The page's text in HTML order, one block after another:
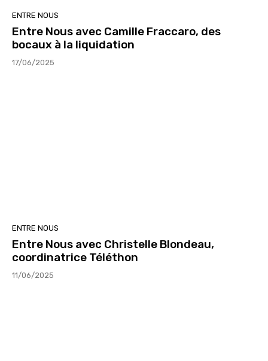
ENTRE NOUS
Entre Nous avec Camille Fraccaro, des
bocaux à la liquidation
17/06/2025
ENTRE NOUS
Entre Nous avec Christelle Blondeau,
coordinatrice Téléthon
11/06/2025